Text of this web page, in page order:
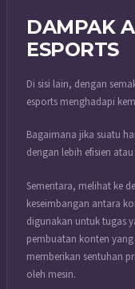
DAMPAK
ESPORTS
Di sisi lain, dengan
esports menghadapi
Bagaimana jika suatu
dengan lebih efisien
Sementara, melihat ke
keseimbangan antara
digunakan untuk tugas
pembuatan konten
memberikan sentuhan
oleh mesin.